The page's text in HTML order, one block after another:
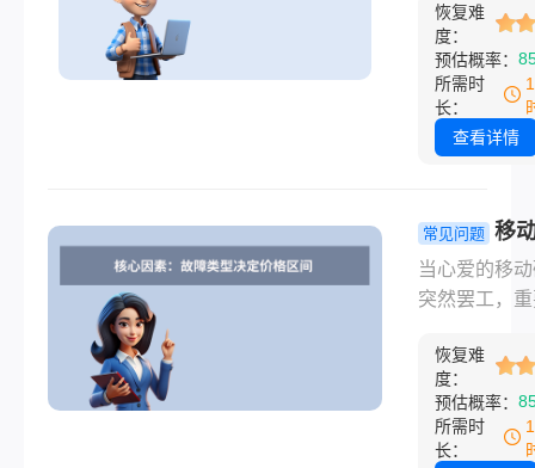
在键盘上……
样的崩溃时
你是否也经历
过？数据丢
恐慌，是数
代每个人的
一般多少钱
慌感恐怕每
都深有体会
里可能存着
累的工作文
贵家庭照片
心的问题往
移动硬盘数
一般多少钱
将为您全面
动硬盘数据
价格体系，
在数据灾难
出明智选择。
恢复难
度：
预估概率：
所需时
长：
查看详情
常见问题 移
数据恢复一
多少钱一个
文详解避坑
南！
当心爱的移
突然罢工，
份恐慌感恐
经历过的人
照片、工作
珍贵回忆...
恢复难
度：
预估概率：
所需时
长：